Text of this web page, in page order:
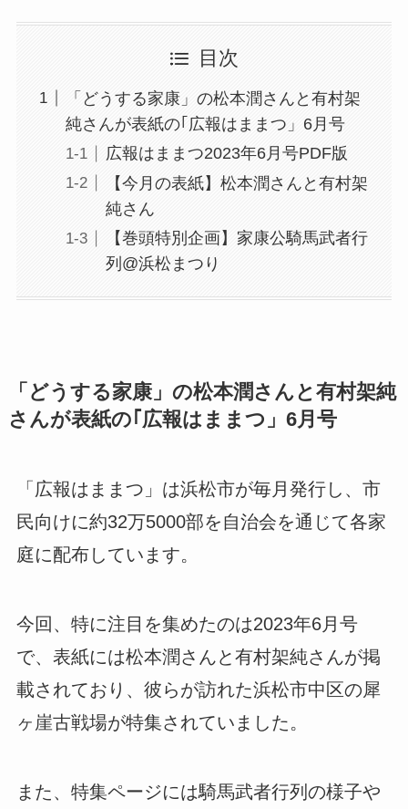
目次
「どうする家康」の松本潤さんと有村架
純さんが表紙の｢広報はままつ」6月号
広報はままつ2023年6月号PDF版
【今月の表紙】松本潤さんと有村架
純さん
【巻頭特別企画】家康公騎馬武者行
列@浜松まつり
「どうする家康」の松本潤さんと有村架純
さんが表紙の｢広報はままつ」6月号
「広報はままつ」は浜松市が毎月発行し、市
民向けに約32万5000部を自治会を通じて各家
庭に配布しています。
今回、特に注目を集めたのは2023年6月号
で、表紙には松本潤さんと有村架純さんが掲
載されており、彼らが訪れた浜松市中区の犀
ヶ崖古戦場が特集されていました。
また、特集ページには騎馬武者行列の様子や